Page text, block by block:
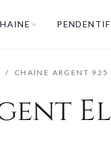
PENDENTIF
/ CHAINE ARGENT 925